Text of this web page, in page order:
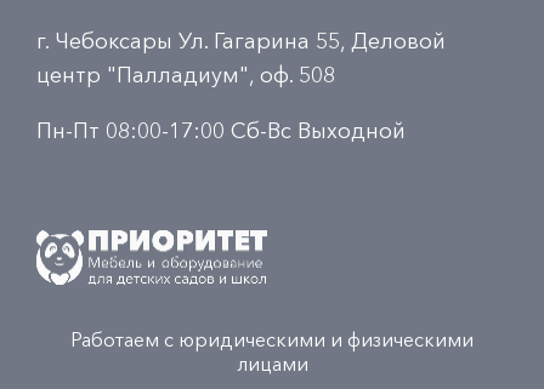
г. Чебоксары Ул. Гагарина 55, Деловой
центр "Палладиум", оф. 508
Пн-Пт 08:00-17:00 Сб-Вс Выходной
Работаем с юридическими и физическими
лицами